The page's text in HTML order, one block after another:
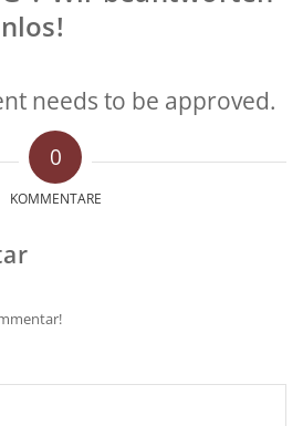
needs to be approved.
0
KOMMENTARE